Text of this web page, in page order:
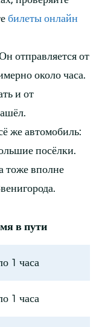
билеты онлайн
отправляется от
около часа.
и от
же автомобиль:
посёлки.
тоже вполне
в пути
1 часа
1 часа